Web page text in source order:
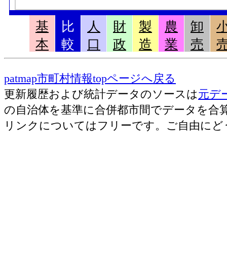
基
本
比
較
人
口
財
政
製
造
農
業
卸
売
patmap市町村情報topページへ戻る
更新履歴および統計データのソースは元デ
の自治体を基準に合併都市間でデータを合
リンクについてはフリーです。ご自由にど